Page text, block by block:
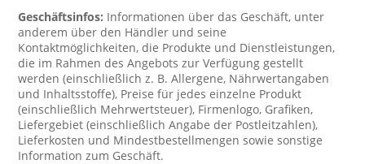
Geschäftsinfos: Informationen über das Geschäft, unter
anderem über den Händler und seine
Kontaktmöglichkeiten, die Produkte und Dienstleistungen,
die im Rahmen des Angebots zur Verfügung gestellt
werden (einschließlich z. B. Allergene, Nährwertangaben
und Inhaltsstoffe), Preise für jedes einzelne Produkt
(einschließlich Mehrwertsteuer), Firmenlogo, Grafiken,
Liefergebiet (einschließlich Angabe der Postleitzahlen),
Lieferkosten und Mindestbestellmengen sowie sonstige
Information zum Geschäft.